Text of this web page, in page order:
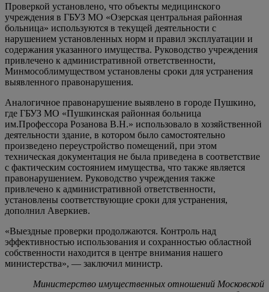
Проверкой установлено, что объекты медицинского
учреждения в ГБУЗ МО «Озерская центральная районная
больница» используются в текущей деятельности с
нарушением установленных норм и правил эксплуатации и
содержания указанного имущества. Руководство учреждения
привлечено к административной ответственности,
Минмособлимуществом установлены сроки для устранения
выявленного правонарушения.
Аналогичное правонарушение выявлено в городе Пушкино,
где ГБУЗ МО «Пушкинская районная больница
им.Профессора Розанова В.Н.» использовало в хозяйственной
деятельности здание, в котором было самостоятельно
произведено переустройство помещений, при этом
техническая документация не была приведена в соответствие
с фактическим состоянием имущества, что также является
правонарушением. Руководство учреждения также
привлечено к административной ответственности,
установлены соответствующие сроки для устранения,
дополнил Аверкиев.
«Выездные проверки продолжаются. Контроль над
эффективностью использования и сохранностью областной
собственности находится в центре внимания нашего
министерства», — заключил министр.
Министерство имущественных отношений Московской